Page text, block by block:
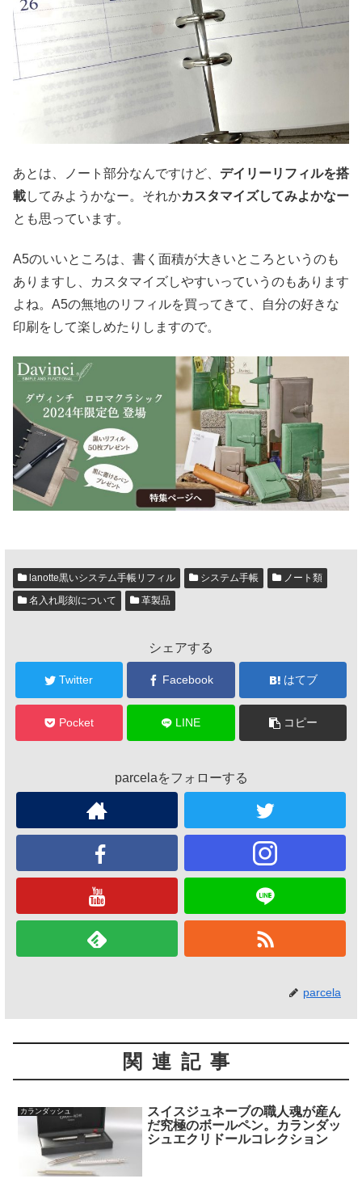
あとは、ノート部分なんですけど、 デイリーリフィルを搭
載してみようかなー。それかカスタマイズしてみよかなー
とも思っています。
A5のいいところは、書く面積が大きいところというのも
ありますし、カスタマイズしやすいっていうのもあります
よね。A5の無地のリフィルを買ってきて、自分の好きな
印刷をして楽しめたりしますので。
lanotte黒いシステム手帳リフィル システム手帳
ノート類
名入れ彫刻について
革製品
シェアする
Twitter Facebook はてブ
Pocket LINE コピー
parcelaをフォローする
parcela
関連記事
カランダッシュ
スイスジュネーブの職人魂が産ん
だ究極のボールペン。カランダッ
シュエクリドールコレクション